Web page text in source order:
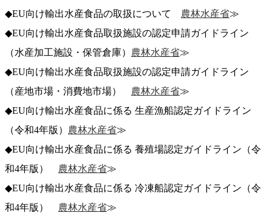
◆EU向け輸出水産食品の取扱について 農林水産省≫
◆EU向け輸出水産食品取扱施設の認定申請ガイドライン
（水産加工施設・保管倉庫） 農林水産省≫
◆EU向け輸出水産食品取扱施設の認定申請ガイドライン
（産地市場・消費地市場） 農林水産省≫
◆EU向け輸出水産食品に係る 生産漁船認定ガイドライン
（令和4年版） 農林水産省≫
◆EU向け輸出水産食品に係る 養殖場認定ガイドライン（令
和4年版） 農林水産省≫
◆EU向け輸出水産食品に係る 冷凍船認定ガイドライン（令
和4年版） 農林水産省≫